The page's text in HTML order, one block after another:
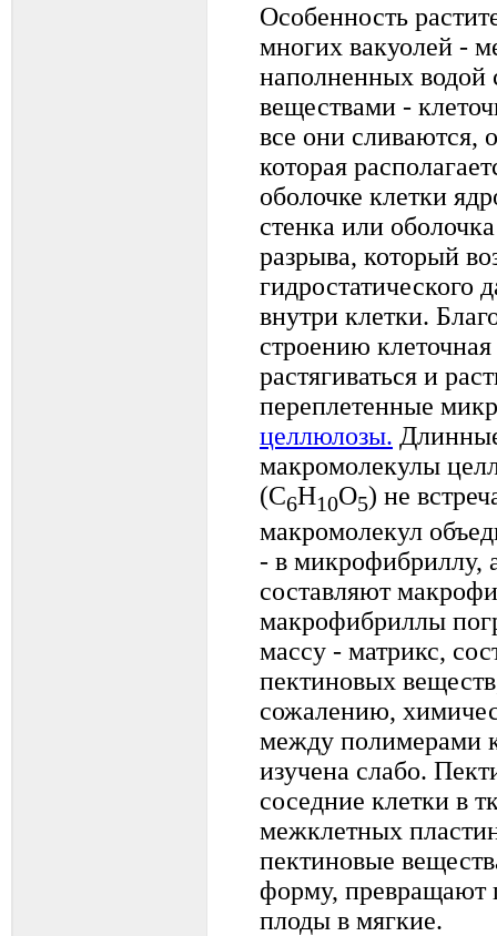
Особенность
многих вакуолей -
наполненных водой
веществами -
все они сливаются,
которая
оболочке клетки
стенка или
разрыва, который
гидростатического
внутри клетки.
строению
растягиваться и
переплетенные
целлюлозы.
макромолекулы
(С6Н10О5) не
макромолекул
- в микрофибриллу,
составляют
макрофибриллы
массу - матрикс,
пектиновых
сожалению,
между полимерами
изучена слабо.
соседние клетки в
межклетных
пектиновые
форму, превращают
плоды в мягкие.